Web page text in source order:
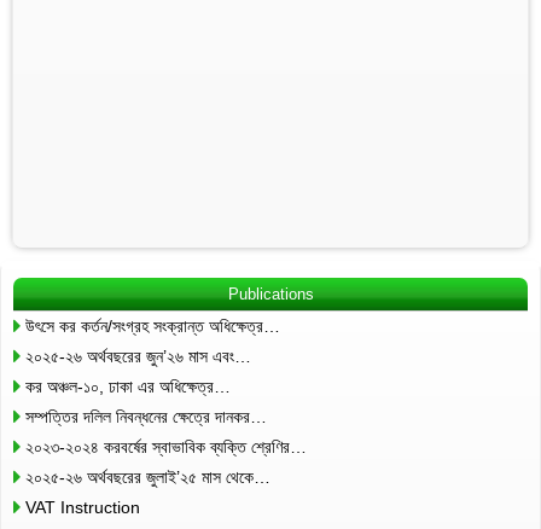
Publications
উৎসে কর কর্তন/সংগ্রহ সংক্রান্ত অধিক্ষেত্র…
২০২৫-২৬ অর্থবছরের জুন’২৬ মাস এবং…
কর অঞ্চল-১০, ঢাকা এর অধিক্ষেত্র…
সম্পত্তির দলিল নিবন্ধনের ক্ষেত্রে দানকর…
২০২৩-২০২৪ করবর্ষের স্বাভাবিক ব্যক্তি শ্রেণির…
২০২৫-২৬ অর্থবছরের জুলাই’২৫ মাস থেকে…
VAT Instruction